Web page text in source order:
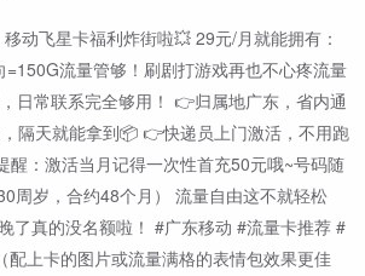
动飞星卡福利炸街啦💥 29元/月就能拥有：
=150G流量管够！刷剧打游戏再也不心疼流量
日常联系完全够用！ 👉归属地广东，省内通
隔天就能拿到📦 👉快递员上门激活，不用跑
：激活当月记得一次性首充50元哦~号码随
周岁，合约48个月） 流量自由这不就轻松
了真的没名额啦！ #广东移动 #流量卡推荐 #
配上卡的图片或流量满格的表情包效果更佳